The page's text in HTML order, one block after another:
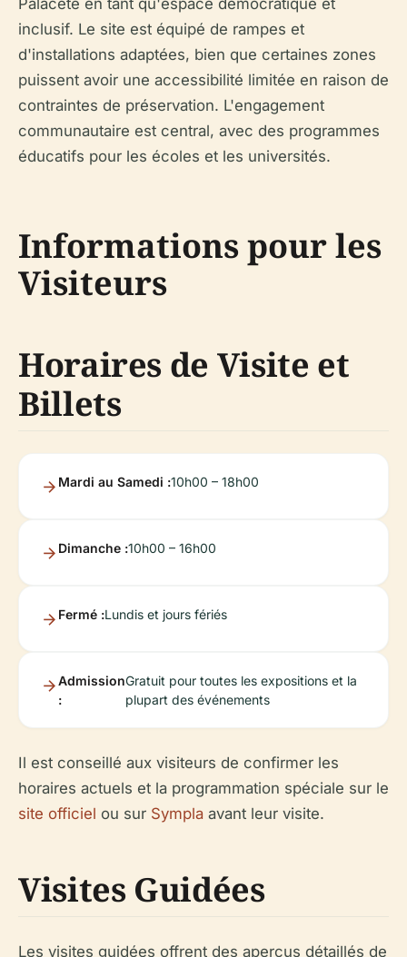
Palacete en tant qu'espace démocratique et
inclusif. Le site est équipé de rampes et
d'installations adaptées, bien que certaines zones
puissent avoir une accessibilité limitée en raison de
contraintes de préservation. L'engagement
communautaire est central, avec des programmes
éducatifs pour les écoles et les universités.
Informations pour les
Visiteurs
Horaires de Visite et
Billets
Mardi au Samedi :10h00 – 18h00
Dimanche :10h00 – 16h00
Fermé :Lundis et jours fériés
Admission
:
Gratuit pour toutes les expositions et la
plupart des événements
Il est conseillé aux visiteurs de confirmer les
horaires actuels et la programmation spéciale sur le
site officiel ou sur Sympla avant leur visite.
Visites Guidées
Les visites guidées offrent des aperçus détaillés de